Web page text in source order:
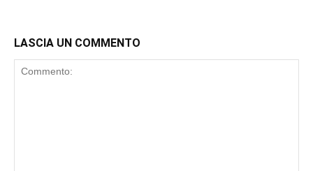
LASCIA UN COMMENTO